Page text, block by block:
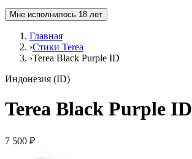
Мне исполнилось 18 лет
Главная
›Стики Terea
›Terea Black Purple ID
Индонезия (ID)
Terea Black Purple ID
7 500 ₽